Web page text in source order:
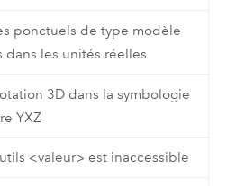
ponctuels de type modèle
dans les unités réelles
3D dans la symbologie
YXZ
<valeur> est inaccessible